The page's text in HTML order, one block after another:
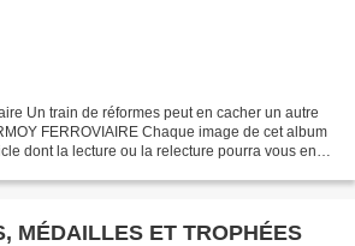
Un train de réformes peut en cacher un autre
FERROVIAIRE Chaque image de cet album
dont la lecture ou la relecture pourra vous en
MÉDAILLES ET TROPHÉES